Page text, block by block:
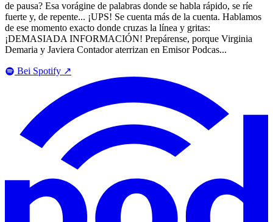
de pausa? Esa vorágine de palabras donde se habla rápido, se ríe
fuerte y, de repente... ¡UPS! Se cuenta más de la cuenta. Hablamos
de ese momento exacto donde cruzas la línea y gritas:
¡DEMASIADA INFORMACIÓN! Prepárense, porque Virginia
Demaria y Javiera Contador aterrizan en Emisor Podcas...
Bei Spotify ↗